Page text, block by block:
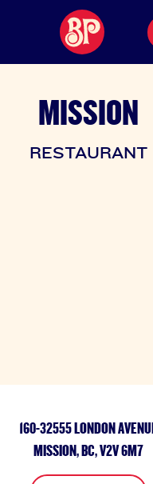
MISSION
RESTAURANT
160-32555 LONDON
MISSION, BC, V2V 6M7